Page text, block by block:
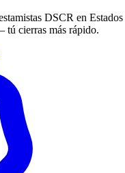
DSCR en
tú cierras más rápido.